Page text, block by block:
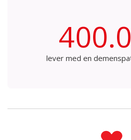
lever med en